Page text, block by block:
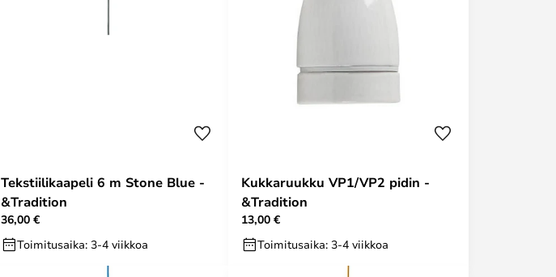
Tekstiilikaapeli 6 m Stone Blue -
&Tradition
36,00 €
Toimitusaika: 3-4 viikkoa
Kukkaruukku VP1/VP2 pidin -
&Tradition
13,00 €
Toimitusaika: 3-4 viikkoa